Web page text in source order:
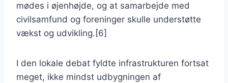
mødes i øjenhøjde, og at samarbejde med
civilsamfund og foreninger skulle understøtte
vækst og udvikling.[6]
I den lokale debat fyldte infrastrukturen fortsat
meget, ikke mindst udbygningen af